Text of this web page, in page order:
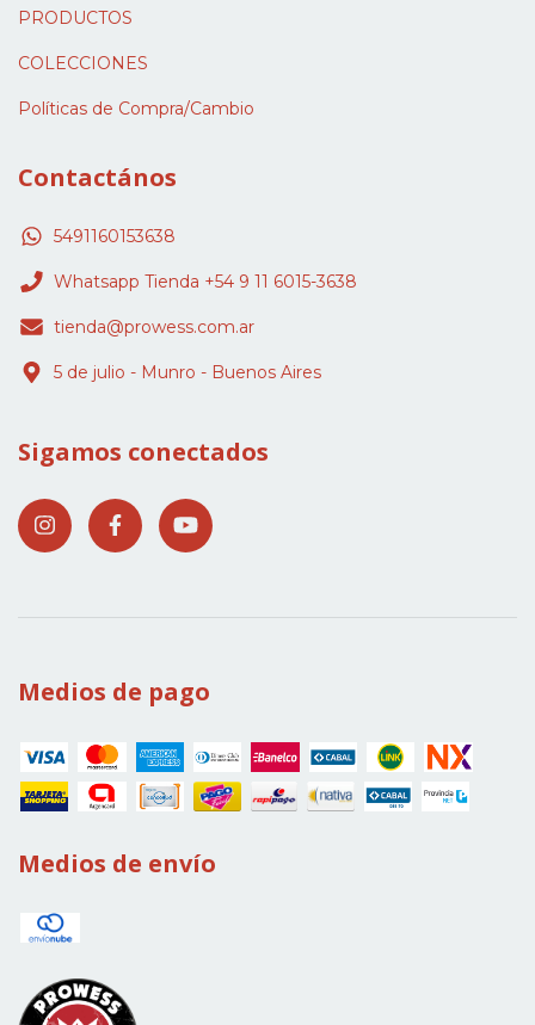
PRODUCTOS
COLECCIONES
Políticas de Compra/Cambio
Contactános
5491160153638
Whatsapp Tienda +54 9 11 6015-3638
tienda@prowess.com.ar
5 de julio - Munro - Buenos Aires
Sigamos conectados
Medios de pago
Medios de envío